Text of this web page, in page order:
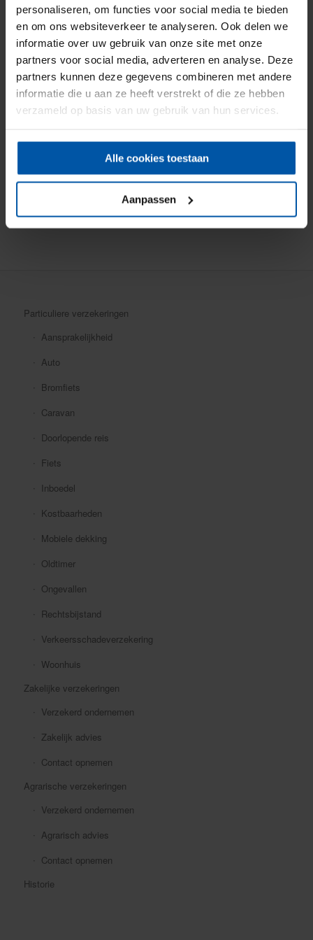
personaliseren, om functies voor social media te bieden
en om ons websiteverkeer te analyseren. Ook delen we
informatie over uw gebruik van onze site met onze
partners voor social media, adverteren en analyse. Deze
partners kunnen deze gegevens combineren met andere
informatie die u aan ze heeft verstrekt of die ze hebben
verzameld op basis van uw gebruik van hun services.
Alle cookies toestaan
Aanpassen
Handige tips om jezelf te beschermen tegen... Geen
wegenbelasting betalen als je niet rijdt Einde overheidssubsidie
elektrische auto in zicht –...
KOFFIE? VAN HARTE WELKOM!
Onderlinge Brandverzekering Steenwijkerwold
info@onderlinge-steenwijkerwold.nl
Particuliere verzekeringen
Aansprakelijkheid
Auto
Bromfiets
Caravan
Doorlopende reis
Fiets
Inboedel
Kostbaarheden
Mobiele dekking
Oldtimer
Ongevallen
Rechtsbijstand
Verkeersschadeverzekering
Woonhuis
Zakelijke verzekeringen
Verzekerd ondernemen
Zakelijk advies
Contact opnemen
Agrarische verzekeringen
Verzekerd ondernemen
Agrarisch advies
Contact opnemen
Historie